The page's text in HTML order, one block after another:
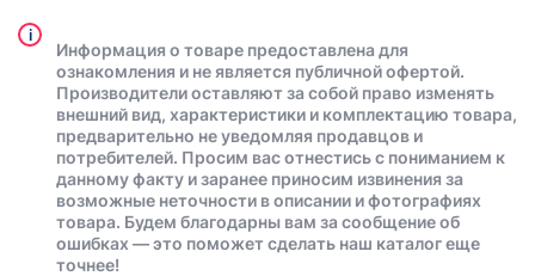
i
Информация о товаре предоставлена для
ознакомления и не является публичной офертой.
Производители оставляют за собой право изменять
внешний вид, характеристики и комплектацию товара,
предварительно не уведомляя продавцов и
потребителей. Просим вас отнестись с пониманием к
данному факту и заранее приносим извинения за
возможные неточности в описании и фотографиях
товара. Будем благодарны вам за сообщение об
ошибках — это поможет сделать наш каталог еще
точнее!